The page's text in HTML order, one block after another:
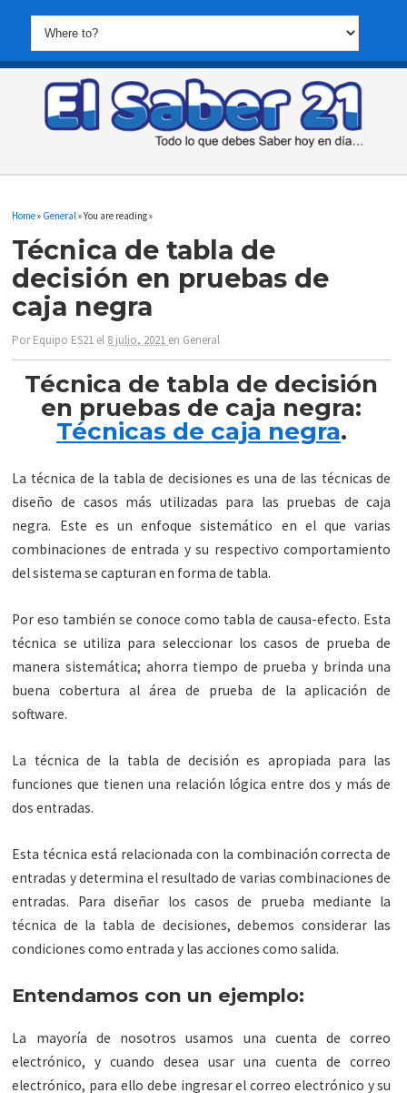
Home» General » You are reading »
Técnica de tabla de
decisión en pruebas de
caja negra
PorEquipo ES21 el 8 julio, 2021 en General
Técnica de tabla de decisión
en pruebas de caja negra:
Técnicas de caja negra.
La técnica de la tabla de decisiones es una de las técnicas de
diseño de casos más utilizadas para las pruebas de caja
negra. Este es un enfoque sistemático en el que varias
combinaciones de entrada y su respectivo comportamiento
del sistema se capturan en forma de tabla.
Por eso también se conoce como tabla de causa-efecto. Esta
técnica se utiliza para seleccionar los casos de prueba de
manera sistemática; ahorra tiempo de prueba y brinda una
buena cobertura al área de prueba de la aplicación de
software.
La técnica de la tabla de decisión es apropiada para las
funciones que tienen una relación lógica entre dos y más de
dos entradas.
Esta técnica está relacionada con la combinación correcta de
entradas y determina el resultado de varias combinaciones de
entradas. Para diseñar los casos de prueba mediante la
técnica de la tabla de decisiones, debemos considerar las
condiciones como entrada y las acciones como salida.
Entendamos con un ejemplo:
La mayoría de nosotros usamos una cuenta de correo
electrónico, y cuando desea usar una cuenta de correo
electrónico, para ello debe ingresar el correo electrónico y su